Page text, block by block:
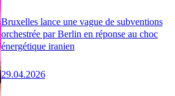
Bruxelles lance une vague de subventions
orchestrée par Berlin en réponse au choc
énergétique iranien
29.04.2026